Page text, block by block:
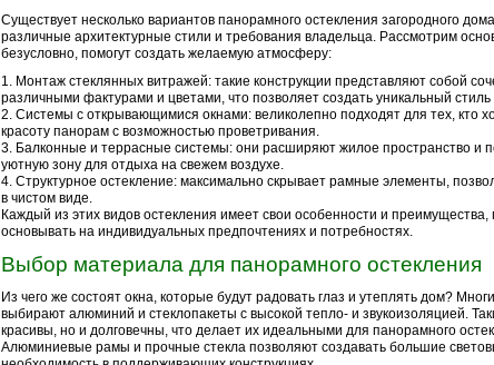
Существует несколько вариантов панорамного остекления загородного
различные архитектурные стили и требования владельца. Рассмотрим
безусловно, помогут создать желаемую атмосферу:
Монтаж стеклянных витражей: такие конструкции представляют собой
различными фактурами и цветами, что позволяет создать уникальный
Системы с открывающимися окнами: великолепно подходят для тех, кто
красоту панорам с возможностью проветривания.
Балконные и террасные системы: они расширяют жилое пространство и
уютную зону для отдыха на свежем воздухе.
Структурное остекление: максимально скрывает рамные элементы,
в чистом виде.
Каждый из этих видов остекления имеет свои особенности и преимущества,
основывать на индивидуальных предпочтениях и потребностях.
Выбор материала для панорамного остекления
Из чего же состоят окна, которые будут радовать глаз и утеплять дом?
выбирают алюминий и стеклопакеты с высокой тепло- и звукоизоляцией.
красивы, но и долговечны, что делает их идеальными для панорамного
Алюминиевые рамы и прочные стекла позволяют создавать большие